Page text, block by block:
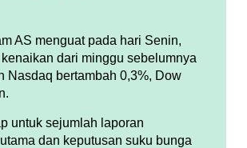
AS menguat pada hari Senin,
dari minggu sebelumnya
Nasdaq bertambah 0,3%, Dow
untuk sejumlah laporan
dan keputusan suku bunga